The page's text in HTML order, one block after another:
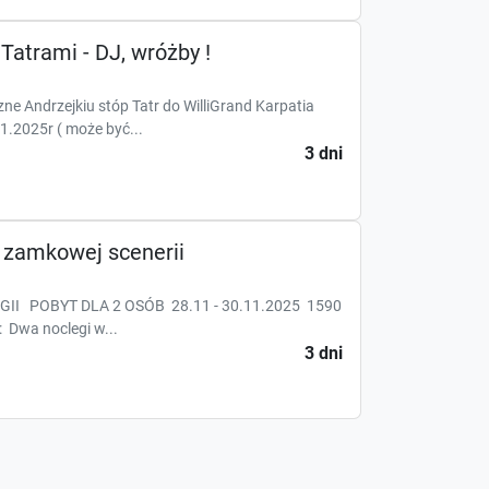
- DJ, wróżby !
Andrzejkiu stóp Tatr do WilliGrand Karpatia
( może być...
3 dni
scenerii
POBYT DLA 2 OSÓB 28.11 - 30.11.2025 1590
Dwa noclegi w...
3 dni